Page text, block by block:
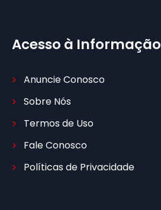
Acesso à Informação
Anuncie Conosco
Sobre Nós
Termos de Uso
Fale Conosco
Políticas de Privacidade